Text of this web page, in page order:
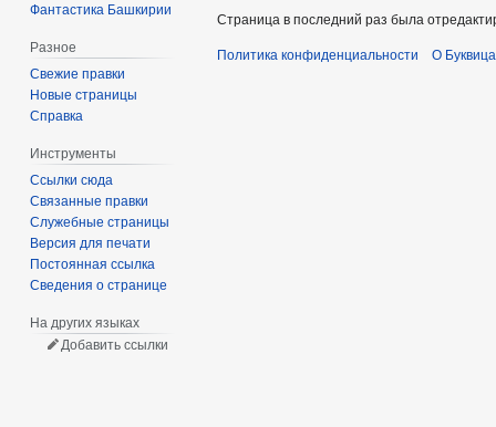
Фантастика Башкирии
Разное
Свежие правки
Новые страницы
Справка
Инструменты
Ссылки сюда
Связанные правки
Служебные страницы
Версия для печати
Постоянная ссылка
Сведения о странице
На других языках
Добавить ссылки
Страница в последний раз была
Политика конфиденциальности О Буквица